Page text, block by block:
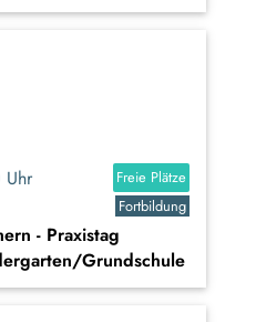
Uhr
Freie Plätze
Fortbildung
- Praxistag
Grundschule